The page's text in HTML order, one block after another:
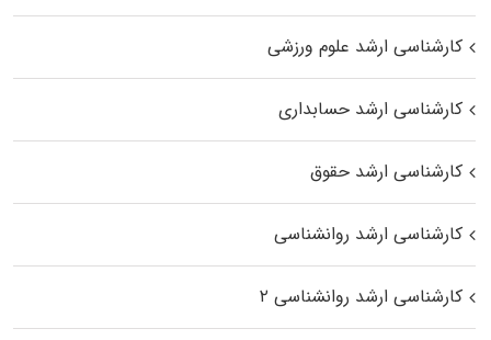
کارشناسی ارشد علوم ورزشی
کارشناسی ارشد حسابداری
کارشناسی ارشد حقوق
کارشناسی ارشد روانشناسی
کارشناسی ارشد روانشناسی ۲